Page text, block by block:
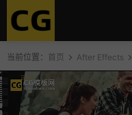
当前位置： 首页 After Effects